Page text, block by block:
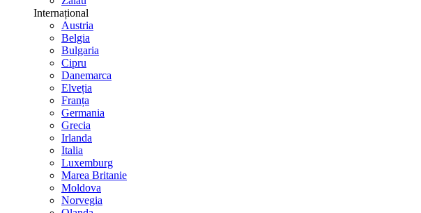
Internațional
Austria
Belgia
Bulgaria
Cipru
Danemarca
Elveția
Franța
Germania
Grecia
Irlanda
Italia
Luxemburg
Marea Britanie
Moldova
Norvegia